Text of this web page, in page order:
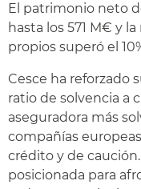
El patrimonio neto
hasta los 571 M€ y
propios superó el
Cesce ha reforzado
ratio de solvencia a
aseguradora más
compañías
crédito y de
posicionada para